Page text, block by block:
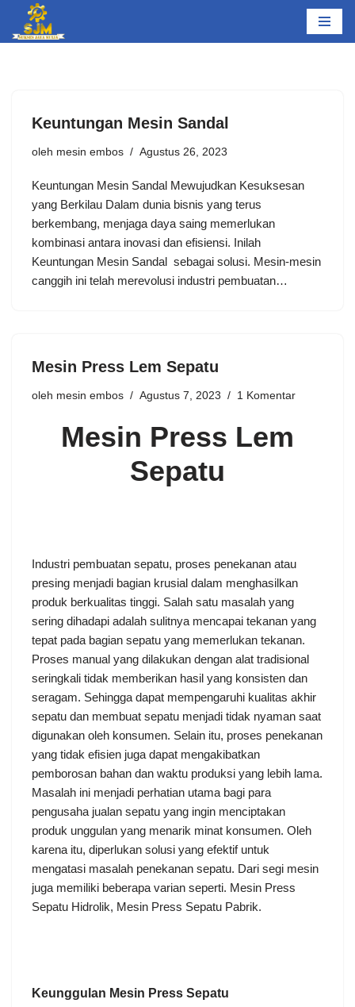
Lompat
Keuntungan Mesin Sandal
oleh mesin embos Agustus 26, 2023
Keuntungan Mesin Sandal Mewujudkan Kesuksesan
yang Berkilau Dalam dunia bisnis yang terus
berkembang, menjaga daya saing memerlukan
kombinasi antara inovasi dan efisiensi. Inilah
Keuntungan Mesin Sandal sebagai solusi. Mesin-mesin
canggih ini telah merevolusi industri pembuatan…
Mesin Press Lem Sepatu
oleh mesin embos Agustus 7, 2023 1 Komentar
Mesin Press Lem
Sepatu
Industri pembuatan sepatu, proses penekanan atau
presing menjadi bagian krusial dalam menghasilkan
produk berkualitas tinggi. Salah satu masalah yang
sering dihadapi adalah sulitnya mencapai tekanan yang
tepat pada bagian sepatu yang memerlukan tekanan.
Proses manual yang dilakukan dengan alat tradisional
seringkali tidak memberikan hasil yang konsisten dan
seragam. Sehingga dapat mempengaruhi kualitas akhir
sepatu dan membuat sepatu menjadi tidak nyaman saat
digunakan oleh konsumen. Selain itu, proses penekanan
yang tidak efisien juga dapat mengakibatkan
pemborosan bahan dan waktu produksi yang lebih lama.
Masalah ini menjadi perhatian utama bagi para
pengusaha jualan sepatu yang ingin menciptakan
produk unggulan yang menarik minat konsumen. Oleh
karena itu, diperlukan solusi yang efektif untuk
mengatasi masalah penekanan sepatu. Dari segi mesin
juga memiliki beberapa varian seperti. Mesin Press
Sepatu Hidrolik, Mesin Press Sepatu Pabrik.
Keunggulan Mesin Press Sepatu